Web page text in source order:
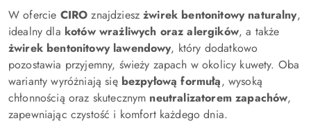
W ofercie CIRO znajdzieszżwirek bentonitowy naturalny,
idealny dla kotów wrażliwych oraz alergików, a także
żwirek bentonitowy lawendowy, który dodatkowo
pozostawia przyjemny, świeży zapach w okolicy kuwety. Oba
warianty wyróżniają się bezpyłową formułą, wysoką
chłonnością oraz skutecznym neutralizatorem zapachów,
zapewniając czystość i komfort każdego dnia.